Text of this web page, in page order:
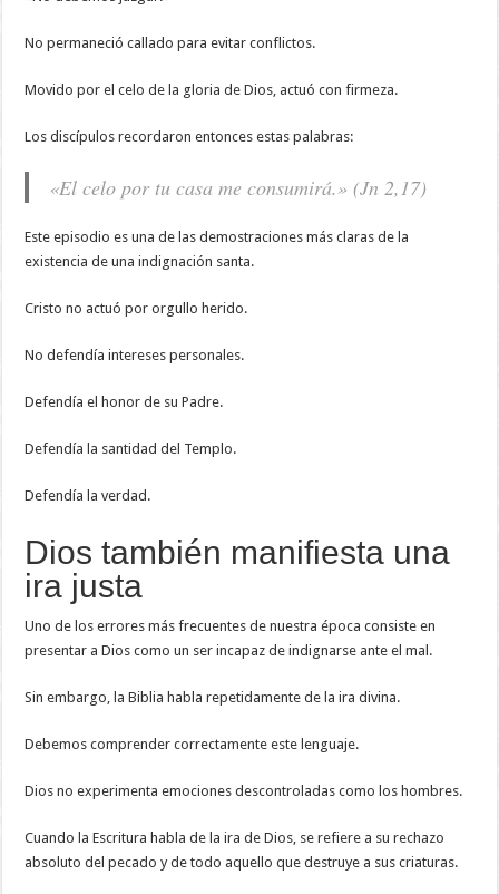
No permaneció callado para evitar conflictos.
Movido por el celo de la gloria de Dios, actuó con firmeza.
Los discípulos recordaron entonces estas palabras:
«El celo por tu casa me consumirá.» (Jn 2,17)
Este episodio es una de las demostraciones más claras de la
existencia de una indignación santa.
Cristo no actuó por orgullo herido.
No defendía intereses personales.
Defendía el honor de su Padre.
Defendía la santidad del Templo.
Defendía la verdad.
Dios también manifiesta una
ira justa
Uno de los errores más frecuentes de nuestra época consiste en
presentar a Dios como un ser incapaz de indignarse ante el mal.
Sin embargo, la Biblia habla repetidamente de la ira divina.
Debemos comprender correctamente este lenguaje.
Dios no experimenta emociones descontroladas como los hombres.
Cuando la Escritura habla de la ira de Dios, se refiere a su rechazo
absoluto del pecado y de todo aquello que destruye a sus criaturas.